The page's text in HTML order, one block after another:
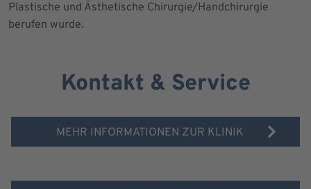
Plastische und Ästhetische Chirurgie/Handchirurgie
berufen wurde.
Kontakt & Service
MEHR INFORMATIONEN ZUR KLINIK